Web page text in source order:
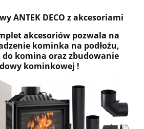
ANTEK DECO z akcesoriami
akcesoriów pozwala na
kominka na podłożu,
do komina oraz zbudowanie
kominkowej !